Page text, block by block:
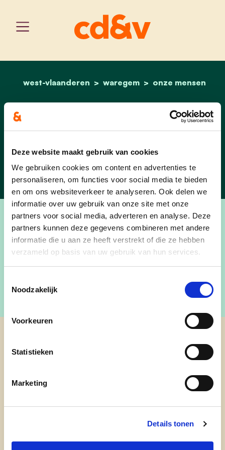
Deze website maakt gebruik van cookies
We gebruiken cookies om content en advertenties te
personaliseren, om functies voor social media te bieden
en om ons websiteverkeer te analyseren. Ook delen we
informatie over uw gebruik van onze site met onze
partners voor social media, adverteren en analyse. Deze
partners kunnen deze gegevens combineren met andere
informatie die u aan ze heeft verstrekt of die ze hebben
verzameld op basis van uw gebruik van hun services.
Noodzakelijk
Voorkeuren
Statistieken
Marketing
Details tonen
home
west-vlaanderen waregem onze mensen
nele callebert
Nele Callebert
Lid Bijzonder Comité Sociale
Dienst
Lid Bijzonder Comité Sociale Dienst
cd&v Waregem